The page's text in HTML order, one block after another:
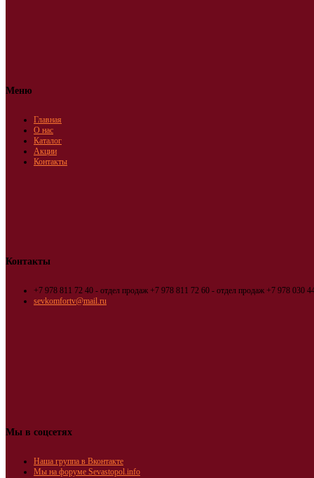
Меню
Главная
О нас
Каталог
Акции
Контакты
Контакты
+7 978 811 72 40 - отдел продаж +7 978 811 72 60 - отдел продаж +7 978 030
sevkomfortv@mail.ru
Мы в соцсетях
Наша группа в Вконтакте
Мы на форуме Sevastopol.info